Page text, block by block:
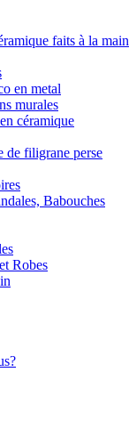
faits à la main
en metal
murales
céramique
de filigrane perse
Babouches
Robes